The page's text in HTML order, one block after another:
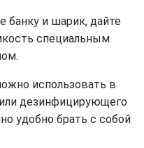
банку и шарик, дайте
специальным
использовать в
дезинфицирующего
удобно брать с собой